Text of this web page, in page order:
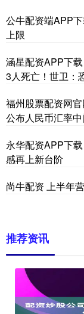
公牛配资端APP
上限
涵星配资APP下
3人死亡！世卫：
福州股票配资网
公布人民币汇率
永华配资APP下
感再上新台阶
尚牛配资 上半年
推荐资讯